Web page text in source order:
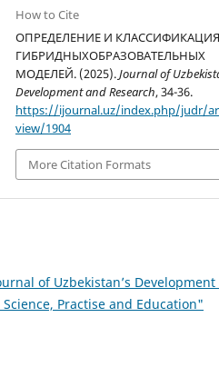
How to Cite
ОПРЕДЕЛЕНИЕ И КЛАССИФИКАЦИЯ
ГИБРИДНЫХОБРАЗОВАТЕЛЬНЫХ
МОДЕЛЕЙ. (2025).Journal of
Development and Research, 34-36.
https://ijournal.uz/index.php/judr/
view/1904
More Citation Formats
of Uzbekistan’s
Practise and Education"